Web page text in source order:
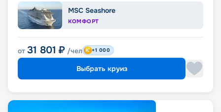
MSC Seashore
КОМФОРТ
от 31 801 ₽ /чел +1 000
Выбрать круиз